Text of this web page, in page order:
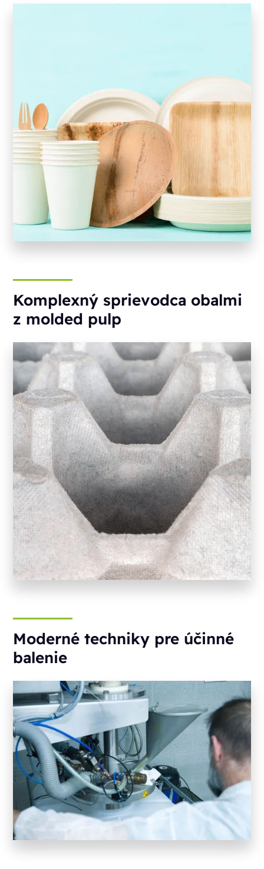
Komplexný sprievodca obalmi
z molded pulp
Moderné techniky pre účinné
balenie